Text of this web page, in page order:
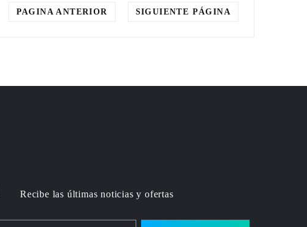
PAGINA ANTERIOR SIGUIENTE PÁGINA
Recibe las últimas noticias y ofertas